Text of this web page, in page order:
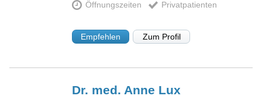
Öffnungszeiten Privatpatienten
Empfehlen Zum Profil
Dr. med. Anne Lux